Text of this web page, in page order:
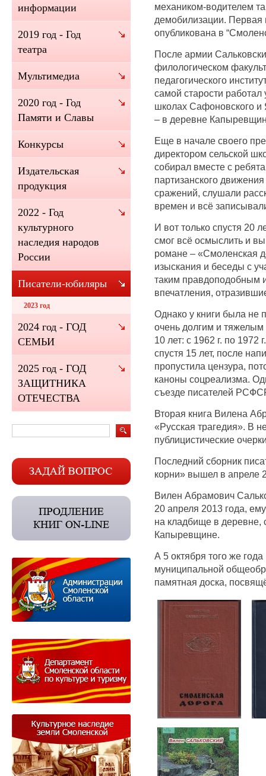
механиком-водителем
демобилизации. Первая
опубликована в
После армии
филологическом
педагогического
самой старости работал
школах Сафоновского и
– в деревне
Еще в начале своего
директором сельской
собирал вместе с
партизанского
сражений, слушали
времен и всё
И вот только спустя 20
смог всё осмыслить и
романе – «Смоленская
изыскания и беседы с
таким правдоподобным
впечатления,
Однако у книги была не
очень долгим и
10 лет: с 1962 г. по 1972
спустя 15 лет, после
пропустила цензура,
каноны соцреализма.
съезде писателей
Вторая книга Вилена
«Русская трагедия». В
публицистические
Последний сборник
корни» вышел в апреле
Вилен Абрамович
20 апреля 2013 года,
на кладбище в деревне,
Капыревщине.
А 5 октября того же
муниципальной
памятная доска,
информации
2019 год - Год
театра
Мультимедиа
2020 год - Год
Памяти и Славы
Конкурсы
Издательская
продукция
2022 - Год
культурного
наследия народов
России
Писатели-юбиляры
2023 год
2024 год - ГОД
СЕМЬИ
2025 год - ГОД
ЗАЩИТНИКА
ОТЕЧЕСТВА